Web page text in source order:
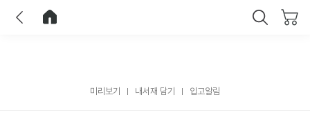
미리보기 내서재 담기 입고알림